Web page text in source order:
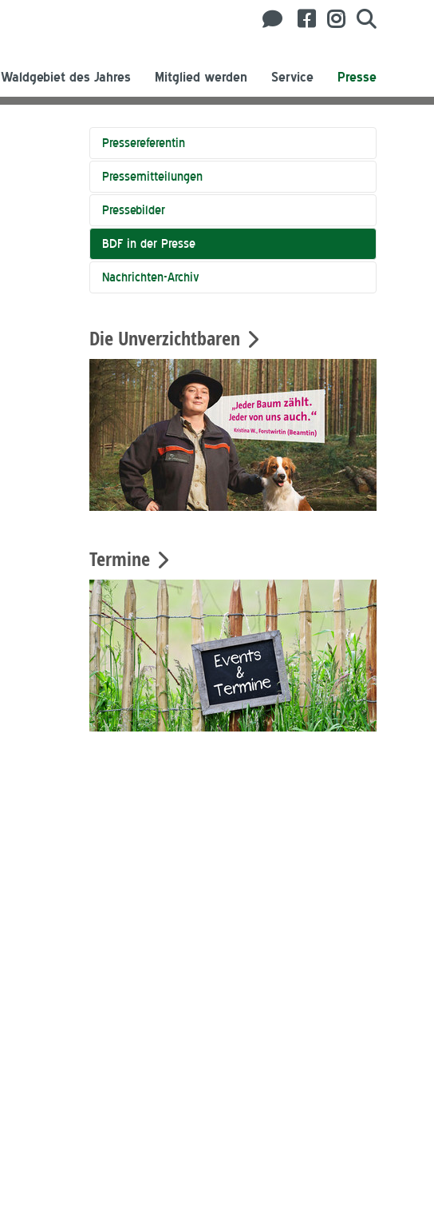
Waldgebiet des Jahres Mitglied werden Service Presse
Pressereferentin
Pressemitteilungen
Pressebilder
BDF in der Presse
Nachrichten-Archiv
Die Unverzichtbaren
Termine